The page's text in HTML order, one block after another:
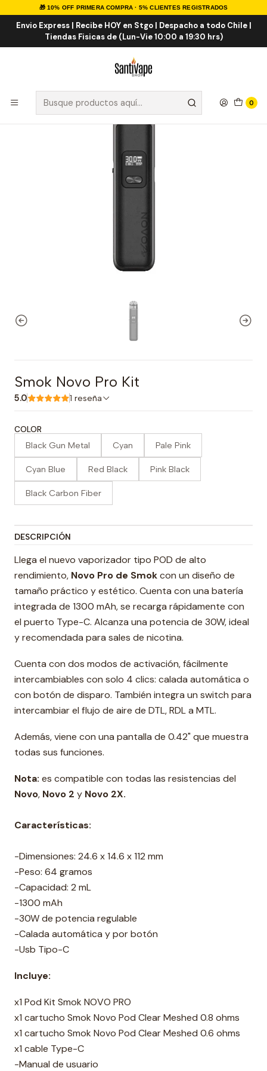
🎁 10% OFF PRIMERA COMPRA · 5% CLIENTES REGISTRADOS
Envio Express | Recibe HOY en Stgo | Despacho a todo Chile |
Tiendas Fisicas de (Lun-Vie 10:00 a 19:30 hrs)
0
Inicio VAPORIZADORES VAPE RECARGABLE
Smok Novo Pro Kit
Smok Novo Pro Kit
5.0 1 reseña
COLOR
Black Gun Metal Cyan Pale Pink
Cyan Blue Red Black Pink Black
Black Carbon Fiber
DESCRIPCIÓN
Llega el nuevo vaporizador tipo POD de alto
rendimiento, Novo Pro de Smokcon un diseño de
tamaño práctico y estético. Cuenta con una batería
integrada de 1300 mAh, se recarga rápidamente con
el puerto Type-C. Alcanza una potencia de 30W, ideal
y recomendada para sales de nicotina.
Cuenta con dos modos de activación, fácilmente
intercambiables con solo 4 clics: calada automática o
con botón de disparo. También integra un switch para
intercambiar el flujo de aire de DTL, RDL a MTL.
Además, viene con una pantalla de 0.42" que muestra
todas sus funciones.
Nota: es compatible con todas las resistencias del
Novo, Novo 2 y Novo 2X.
Características:
-Dimensiones: 24.6 x 14.6 x 112 mm
-Peso: 64 gramos
-Capacidad: 2 mL
-1300 mAh
-30W de potencia regulable
-Calada automática y por botón
-Usb Tipo-C
Incluye:
x1 Pod Kit Smok NOVO PRO
x1 cartucho Smok Novo Pod Clear Meshed 0.8 ohms
x1 cartucho Smok Novo Pod Clear Meshed 0.6 ohms
x1 cable Type-C
-Manual de usuario